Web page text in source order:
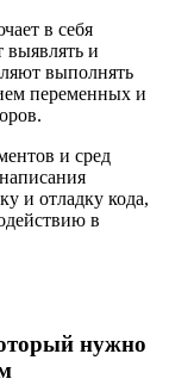
в себя
выявлять и
выполнять
переменных и
и сред
и отладку кода,
в
нужно